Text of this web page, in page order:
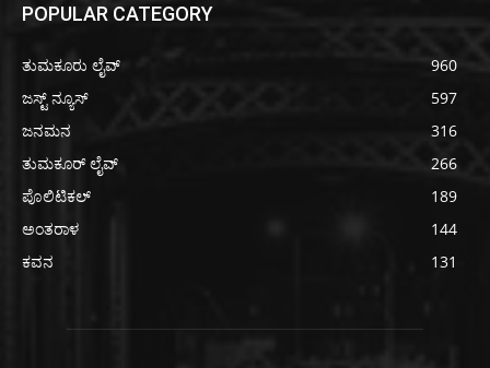
POPULAR CATEGORY
ತುಮಕೂರು ಲೈವ್
960
ಜಸ್ಟ್ ನ್ಯೂಸ್
597
ಜನಮನ
316
ತುಮಕೂರ್ ಲೈವ್
266
ಪೊಲಿಟಿಕಲ್
189
ಅಂತರಾಳ
144
ಕವನ
131